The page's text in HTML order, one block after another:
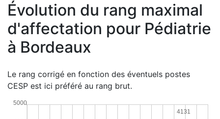
Évolution du rang maximal
d'affectation pour Pédiatrie
à Bordeaux
Le rang corrigé en fonction des éventuels postes
CESP est ici préféré au rang brut.
5000
4131